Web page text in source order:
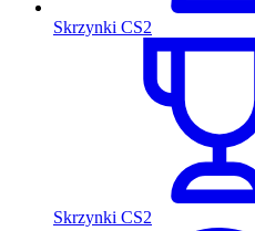
Skrzynki CS2
Skrzynki CS2